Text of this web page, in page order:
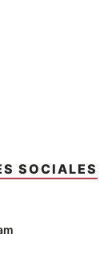
SOCIALES